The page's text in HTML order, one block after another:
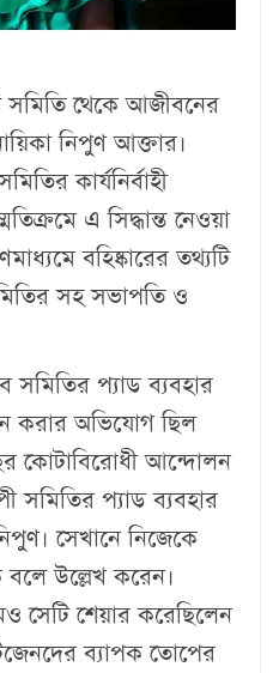
সমিতি থেকে আজীবনের
নিপুণ আক্তার।
কার্যনির্বাহী
এ সিদ্ধান্ত নেওয়া
বহিষ্কারের তথ্যটি
সহ সভাপতি ও
সমিতির প্যাড ব্যবহার
করার অভিযোগ ছিল
কোটাবিরোধী আন্দোলন
সমিতির প্যাড ব্যবহার
সেখানে নিজেকে
উল্লেখ করেন।
সেটি শেয়ার করেছিলেন
ব্যাপক তোপের